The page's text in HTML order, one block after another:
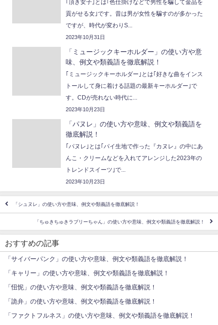
｢頂き女子｣とは｢色仕掛けなどで男性を騙して金品を
貢がせる女｣です。昔は男が女性を騙すのが多かった
ですが、時代が変わりS...
2023年10月31日
「ミュージックキーホルダー」の使い方や意
味、例文や類義語を徹底解説！
｢ミュージックキーホルダー｣とは｢好きな曲をインス
トールして身に着ける話題の最新キーホルダー｣で
す。CDが売れない時代に...
2023年10月23日
「パヌレ」の使い方や意味、例文や類義語を
徹底解説！
｢パヌレ｣とは｢パイ生地で作った『カヌレ』の中にあ
んこ・クリームなどを入れてアレンジした2023年の
トレンドスイーツ｣で...
2023年10月23日
「シュヌレ」の使い方や意味、例文や類義語を徹底解説！
「ちゅきちゅきラブリーちゃん」の使い方や意味、例文や類義語を徹底解説！
おすすめの記事
「サイバーパンク」の使い方や意味、例文や類義語を徹底解説！
「キャリー」の使い方や意味、例文や類義語を徹底解説！
「忸怩」の使い方や意味、例文や類義語を徹底解説！
「詭弁」の使い方や意味、例文や類義語を徹底解説！
「ファクトフルネス」の使い方や意味、例文や類義語を徹底解説！